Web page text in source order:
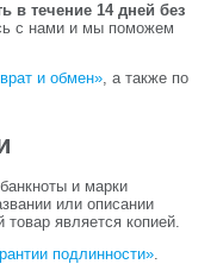
в течение 14 дней без
с нами и мы поможем
и обмен», а также по
и марки
или описании
является копией.
подлинности».